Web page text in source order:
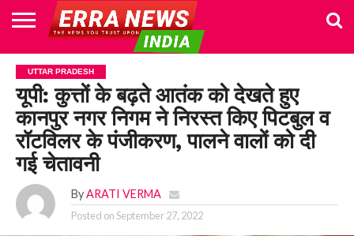
HOME
POLITICS
NEWS
BUSINESS
CULTURE
NATIONAL
SPORTS
LIFESTYLE
TRAVEL
OPINION
BREAKING
NEWS
ENTERTAINMENT
WORLD
CRIME
JOIN
US
UTTAR PRADESH
यूपी: कुत्तों के बढ़ते आतंक को देखते हुए
कानपुर नगर निगम ने निरस्त किए पिटबुल व
रॉटविलर के पंजीकरण, पालने वालों को दी
गई चेतावनी
By ARATI VERMA
Posted onSeptember 27, 2022